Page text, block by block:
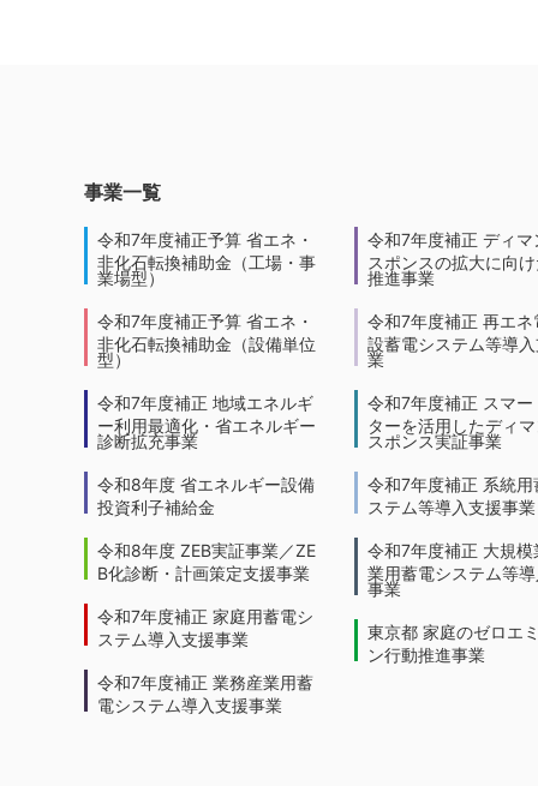
事業一覧
令和7年度補正予算 省エネ・
非化石転換補助金（工場・事
業場型）
令和7年度補正予算 省エネ・
非化石転換補助金（設備単位
型）
令和7年度補正 地域エネルギ
ー利用最適化・省エネルギー
診断拡充事業
令和8年度 省エネルギー設備
投資利子補給金
令和8年度 ZEB実証事業／ZE
B化診断・計画策定支援事業
令和7年度補正 家庭用蓄電シ
ステム導入支援事業
令和7年度補正 業務産業用蓄
電システム導入支援事業
令和7年度補正 ディマ
スポンスの拡大に向
推進事業
令和7年度補正 再エネ
設蓄電システム等導
業
令和7年度補正 スマー
ターを活用したディ
スポンス実証事業
令和7年度補正 系統用
ステム等導入支援事業
令和7年度補正 大規模
業用蓄電システム等
事業
東京都 家庭のゼロエ
ン行動推進事業